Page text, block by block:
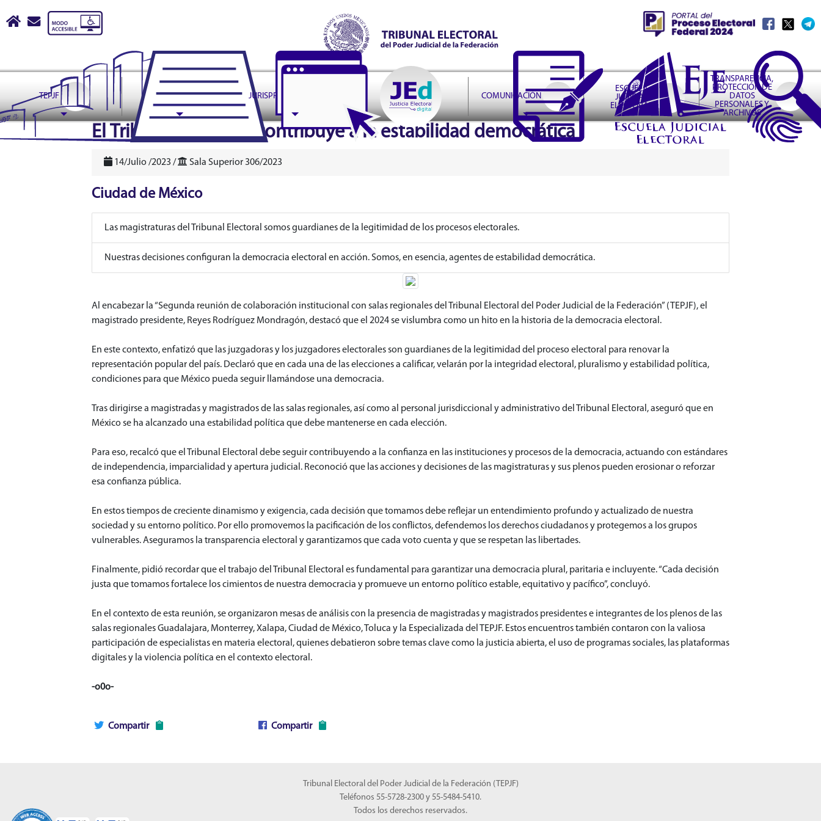
Tribunal Electoral del Poder Judicial de la Federación
Inicioescribir correo a contactoweb@te.gob.mx
TEPJF ASUNTOS JURISPRUDENCIA COMUNICACIÓN
ESCUELA
JUDICIAL
ELECTORAL
TRANSPARENCIA,
PROTECCIÓN DE
DATOS
PERSONALES Y
ARCHIVOS
header
El Tribunal Electoral contribuye a la estabilidad democrática
14/Julio /2023 / Sala Superior 306/2023
Ciudad de México
Las magistraturas del Tribunal Electoral somos guardianes de la legitimidad de los procesos electorales.
Nuestras decisiones configuran la democracia electoral en acción. Somos, en esencia, agentes de estabilidad democrática.
Al encabezar la “Segunda reunión de colaboración institucional con salas regionales del Tribunal Electoral del Poder Judicial de la Federación” (TEPJF), el
magistrado presidente, Reyes Rodríguez Mondragón, destacó que el 2024 se vislumbra como un hito en la historia de la democracia electoral.
En este contexto, enfatizó que las juzgadoras y los juzgadores electorales son guardianes de la legitimidad del proceso electoral para renovar la
representación popular del país. Declaró que en cada una de las elecciones a calificar, velarán por la integridad electoral, pluralismo y estabilidad política,
condiciones para que México pueda seguir llamándose una democracia.
Tras dirigirse a magistradas y magistrados de las salas regionales, así como al personal jurisdiccional y administrativo del Tribunal Electoral, aseguró que en
México se ha alcanzado una estabilidad política que debe mantenerse en cada elección.
Para eso, recalcó que el Tribunal Electoral debe seguir contribuyendo a la confianza en las instituciones y procesos de la democracia, actuando con estándares
de independencia, imparcialidad y apertura judicial. Reconoció que las acciones y decisiones de las magistraturas y sus plenos pueden erosionar o reforzar
esa confianza pública.
En estos tiempos de creciente dinamismo y exigencia, cada decisión que tomamos debe reflejar un entendimiento profundo y actualizado de nuestra
sociedad y su entorno político. Por ello promovemos la pacificación de los conflictos, defendemos los derechos ciudadanos y protegemos a los grupos
vulnerables. Aseguramos la transparencia electoral y garantizamos que cada voto cuenta y que se respetan las libertades.
Finalmente, pidió recordar que el trabajo del Tribunal Electoral es fundamental para garantizar una democracia plural, paritaria e incluyente. “Cada decisión
justa que tomamos fortalece los cimientos de nuestra democracia y promueve un entorno político estable, equitativo y pacífico”, concluyó.
En el contexto de esta reunión, se organizaron mesas de análisis con la presencia de magistradas y magistrados presidentes e integrantes de los plenos de las
salas regionales Guadalajara, Monterrey, Xalapa, Ciudad de México, Toluca y la Especializada del TEPJF. Estos encuentros también contaron con la valiosa
participación de especialistas en materia electoral, quienes debatieron sobre temas clave como la justicia abierta, el uso de programas sociales, las plataformas
digitales y la violencia política en el contexto electoral.
-o0o-
Compartir Compartir
Tribunal Electoral del Poder Judicial de la Federación (TEPJF)
Teléfonos 55-5728-2300 y 55-5484-5410.
Todos los derechos reservados.